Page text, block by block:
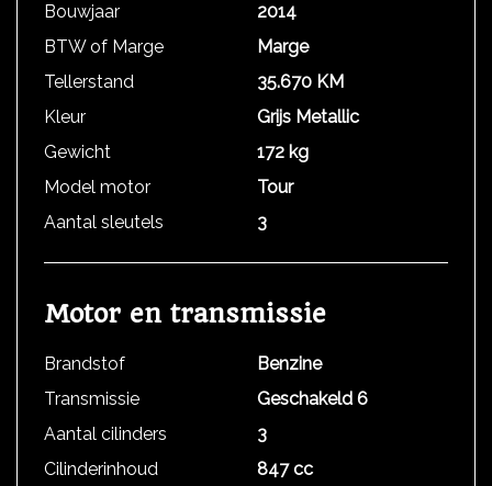
Bouwjaar
2014
BTW of Marge
Marge
Tellerstand
35.670 KM
Kleur
Grijs Metallic
Gewicht
172 kg
Model motor
Tour
Aantal sleutels
3
Motor en transmissie
Brandstof
Benzine
Transmissie
Geschakeld 6
Aantal cilinders
3
Cilinderinhoud
847 cc